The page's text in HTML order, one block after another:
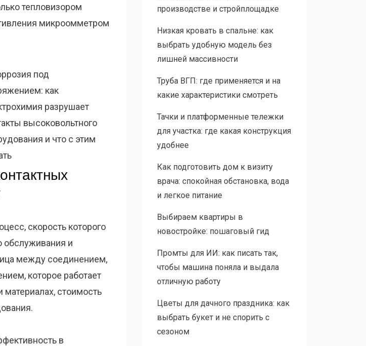
тепловизором
микроомметром
скорость которого
обслуживания и
между соединением,
которое работает
стоимость
в
производстве и стройплощадке
Низкая кровать в спальне: как
выбрать удобную модель без
лишней массивности
Труба ВГП: где применяется и на
какие характеристики смотреть
Тачки и платформенные тележки
для участка: где какая конструкция
удобнее
Как подготовить дом к визиту
врача: спокойная обстановка, вода
и легкое питание
Выбираем квартиры в
новостройке: пошаговый гид
Промты для ИИ: как писать так,
чтобы машина поняла и выдала
отличную работу
Цветы для дачного праздника: как
выбрать букет и не спорить с
сезоном